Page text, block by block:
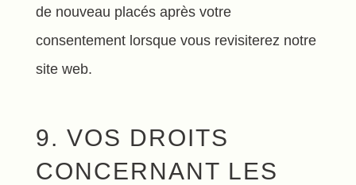
de nouveau placés après votre
consentement lorsque vous revisiterez notre
site web.
9. VOS DROITS
CONCERNANT LES